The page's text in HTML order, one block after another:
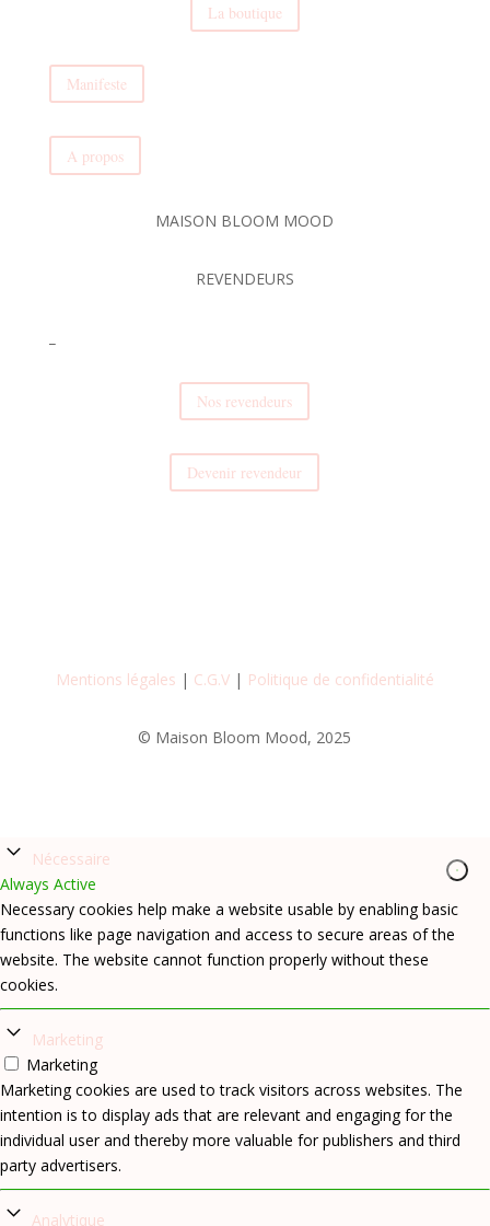
La boutique
Manifeste
A propos
MAISON BLOOM MOOD
REVENDEURS
Nos revendeurs
Devenir revendeur
Mentions légales | C.G.V| Politique de confidentialité
© Maison Bloom Mood, 2025
Nécessaire
Always Active
Necessary cookies help make a website usable by enabling basic
functions like page navigation and access to secure areas of the
website. The website cannot function properly without these
cookies.
Marketing
Marketing
Marketing cookies are used to track visitors across websites. The
intention is to display ads that are relevant and engaging for the
individual user and thereby more valuable for publishers and third
party advertisers.
Analytique